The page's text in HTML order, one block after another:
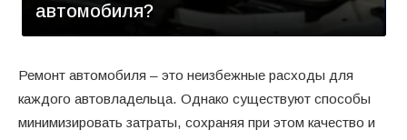
автомобиля?
Ремонт автомобиля – это неизбежные расходы для
каждого автовладельца. Однако существуют способы
минимизировать затраты, сохраняя при этом качество и